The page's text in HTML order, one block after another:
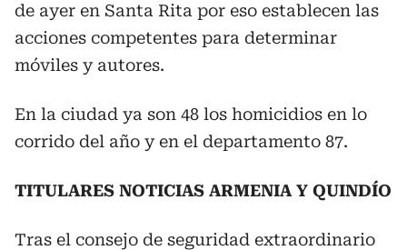
de ayer en Santa Rita por eso establecen las
acciones competentes para determinar
móviles y autores.
En la ciudad ya son 48 los homicidios en lo
corrido del año y en el departamento 87.
TITULARES NOTICIAS ARMENIA Y QUINDÍO
Tras el consejo de seguridad extraordinario